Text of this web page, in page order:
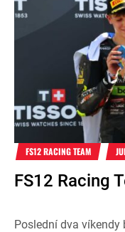
FS12 RACING TEAM
FS12 Racing
Poslední dva víkendy